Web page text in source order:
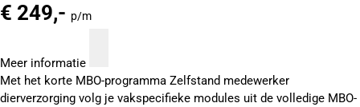
€ 249,- p/m
Meer informatie
Met het korte MBO-programma Zelfstand medewerker
dierverzorging volg je vakspecifieke modules uit de volledige MBO-